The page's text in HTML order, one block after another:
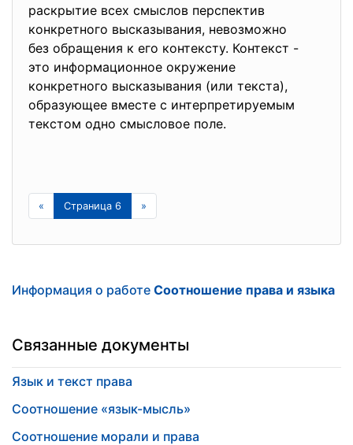
раскрытие всех смыслов перспектив
конкретного высказывания, невозможно
без обращения к его контексту. Контекст -
это информационное окружение
конкретного высказывания (или текста),
образующее вместе с интерпретируемым
текстом одно смысловое поле.
« Страница 6 »
Информация о работе Соотношение права и языка
Связанные документы
Язык и текст права
Соотношение «язык-мысль»
Соотношение морали и права